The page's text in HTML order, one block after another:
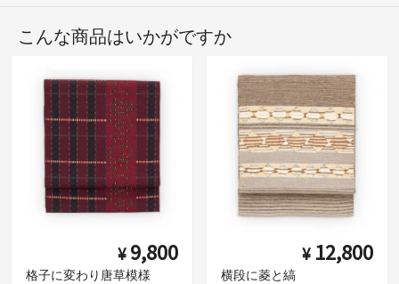
こんな商品はいかがですか
¥ 9,800
格子に変わり唐草模様
¥ 12,800
横段に菱と縞